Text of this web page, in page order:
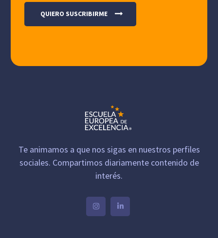
Te animamos a que nos sigas en nuestros perfiles
sociales. Compartimos diariamente contenido de
interés.